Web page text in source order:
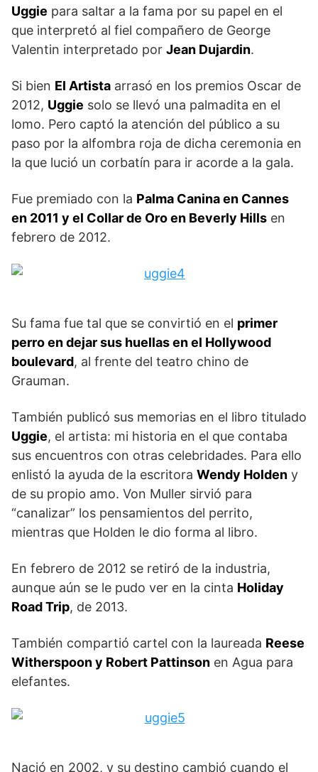
Uggie para saltar a la fama por su papel en el
que interpretó al fiel compañero de George
Valentin interpretado por Jean Dujardin.
Si bien El Artista arrasó en los premios Oscar de
2012, Uggie solo se llevó una palmadita en el
lomo. Pero captó la atención del público a su
paso por la alfombra roja de dicha ceremonia en
la que lució un corbatín para ir acorde a la gala.
Fue premiado con la Palma Canina en Cannes
en 2011 y el Collar de Oro en Beverly Hills en
febrero de 2012.
Su fama fue tal que se convirtió en el primer
perro en dejar sus huellas en el Hollywood
boulevard, al frente del teatro chino de
Grauman.
También publicó sus memorias en el libro titulado
Uggie, el artista: mi historia en el que contaba
sus encuentros con otras celebridades. Para ello
enlistó la ayuda de la escritora Wendy Holden y
de su propio amo. Von Muller sirvió para
“canalizar” los pensamientos del perrito,
mientras que Holden le dio forma al libro.
En febrero de 2012 se retiró de la industria,
aunque aún se le pudo ver en la cinta Holiday
Road Trip, de 2013.
También compartió cartel con la laureada Reese
Witherspoon y Robert Pattinson en Agua para
elefantes.
Nació en 2002, y su destino cambió cuando el